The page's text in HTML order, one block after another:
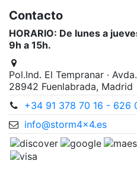
Contacto
HORARIO: De lunes a
9h a 15h.
Pol.Ind. El Tempranar ·
28942 Fuenlabrada, Madrid
+34 91 378 70 16 - 626
info@storm4x4.es